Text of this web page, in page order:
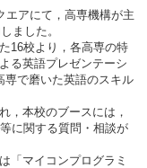
アにて，高専機構が主
ました。
16校より，各高専の特
る英語プレゼンテーシ
専で磨いた英語のスキル
，本校のブースには，
に関する質問・相談が
「マイコンプログラミ